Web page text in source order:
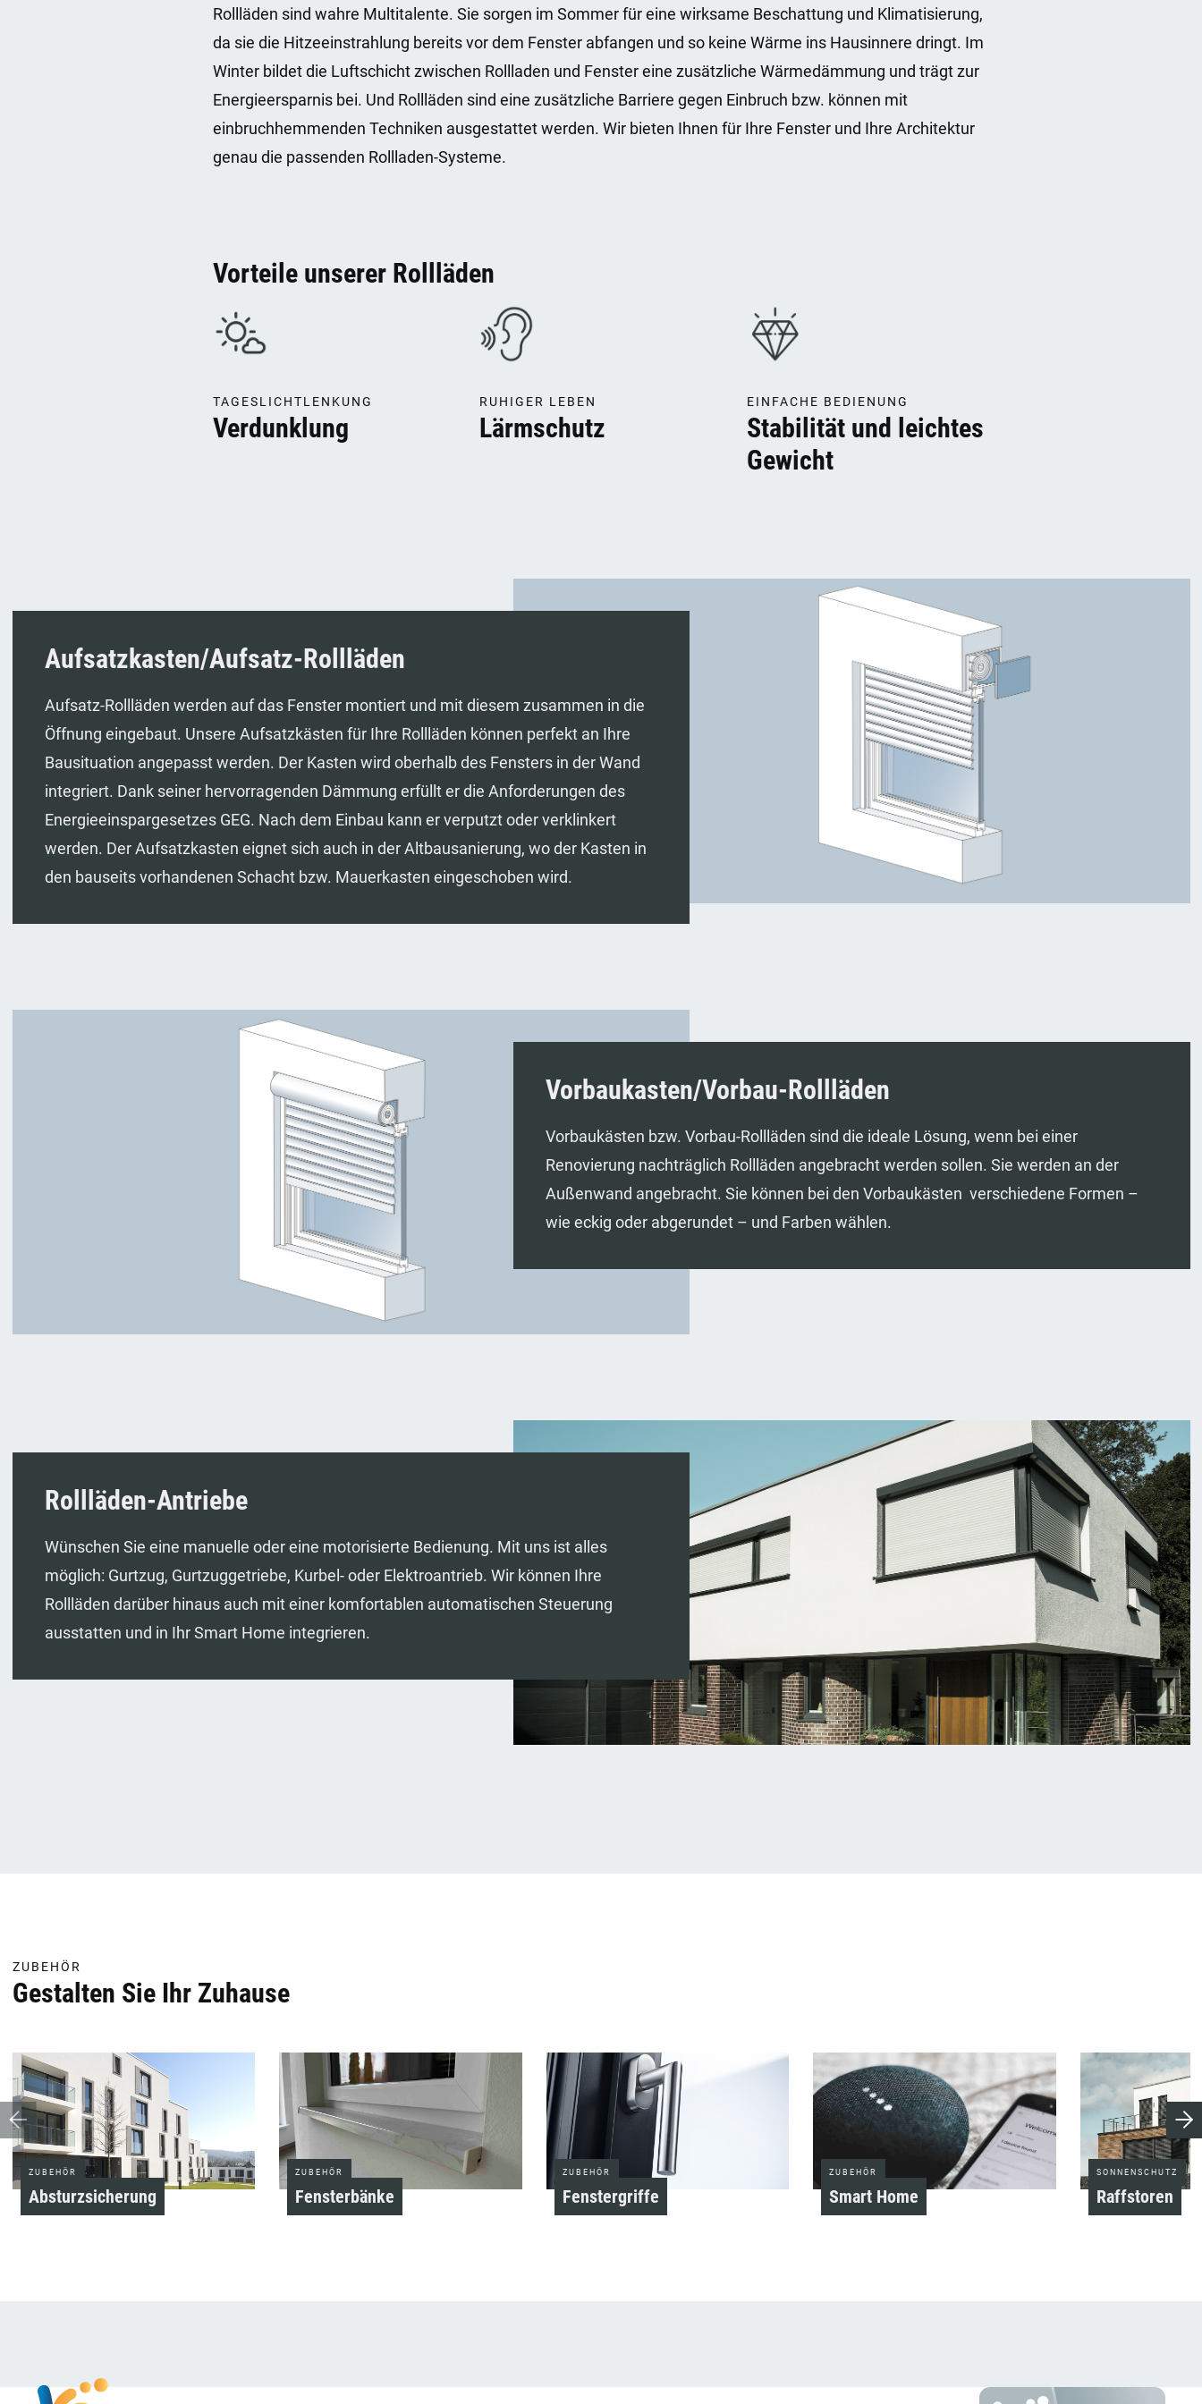
Rollläden sind wahre Multitalente. Sie sorgen im Sommer für eine wirksame Beschattung und Klimatisierung,
da sie die Hitzeeinstrahlung bereits vor dem Fenster abfangen und so keine Wärme ins Hausinnere dringt. Im
Winter bildet die Luftschicht zwischen Rollladen und Fenster eine zusätzliche Wärmedämmung und trägt zur
Energieersparnis bei. Und Rollläden sind eine zusätzliche Barriere gegen Einbruch bzw. können mit
einbruchhemmenden Techniken ausgestattet werden. Wir bieten Ihnen für Ihre Fenster und Ihre Architektur
genau die passenden Rollladen-Systeme.
Vorteile unserer Rollläden
TAGESLICHTLENKUNG
Verdunklung
RUHIGER LEBEN
Lärmschutz
EINFACHE BEDIENUNG
Stabilität und leichtes
Gewicht
Aufsatzkasten/Aufsatz-Rollläden
Aufsatz-Rollläden werden auf das Fenster montiert und mit diesem zusammen in die
Öffnung eingebaut. Unsere Aufsatzkästen für Ihre Rollläden können perfekt an Ihre
Bausituation angepasst werden. Der Kasten wird oberhalb des Fensters in der Wand
integriert. Dank seiner hervorragenden Dämmung erfüllt er die Anforderungen des
Energieeinspargesetzes GEG. Nach dem Einbau kann er verputzt oder verklinkert
werden. Der Aufsatzkasten eignet sich auch in der Altbausanierung, wo der Kasten in
den bauseits vorhandenen Schacht bzw. Mauerkasten eingeschoben wird.
Vorbaukasten/Vorbau-Rollläden
Vorbaukästen bzw. Vorbau-Rollläden sind die ideale Lösung, wenn bei einer
Renovierung nachträglich Rollläden angebracht werden sollen. Sie werden an der
Außenwand angebracht. Sie können bei den Vorbaukästen verschiedene Formen –
wie eckig oder abgerundet – und Farben wählen.
Rollläden-Antriebe
Wünschen Sie eine manuelle oder eine motorisierte Bedienung. Mit uns ist alles
möglich: Gurtzug, Gurtzuggetriebe, Kurbel- oder Elektroantrieb. Wir können Ihre
Rollläden darüber hinaus auch mit einer komfortablen automatischen Steuerung
ausstatten und in Ihr Smart Home integrieren.
ZUBEHÖR
Gestalten Sie Ihr Zuhause
ZUBEHÖR
Absturzsicherung
ZUBEHÖR
Fensterbänke
ZUBEHÖR
Fenstergriffe
ZUBEHÖR
Smart Home
SONNENSCHUTZ
Raffstoren